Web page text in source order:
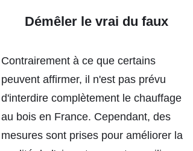
Démêler le vrai du faux
Contrairement à ce que certains
peuvent affirmer, il n'est pas prévu
d'interdire complètement le chauffage
au bois en France. Cependant, des
mesures sont prises pour améliorer la